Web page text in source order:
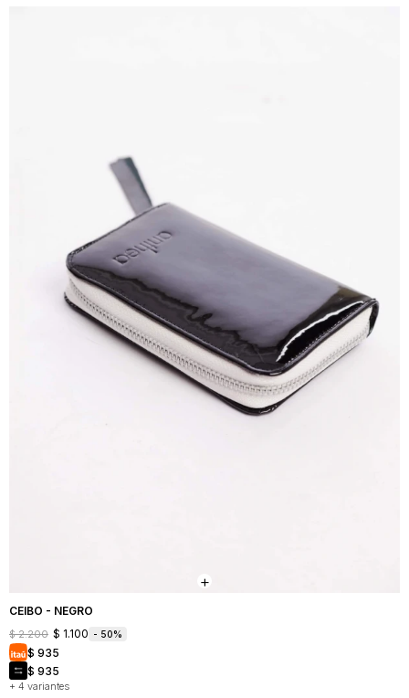
CEIBO - NEGRO
+ 4 variantes
$ 2.200 $ 1.100 50
$ 935
$ 935